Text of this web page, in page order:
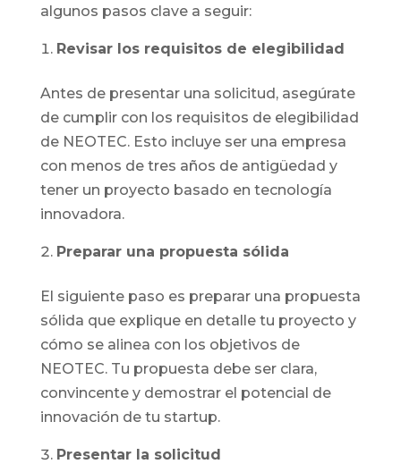
algunos pasos clave a seguir:
Revisar los requisitos de elegibilidad
Antes de presentar una solicitud, asegúrate
de cumplir con los requisitos de elegibilidad
de NEOTEC. Esto incluye ser una empresa
con menos de tres años de antigüedad y
tener un proyecto basado en tecnología
innovadora.
Preparar una propuesta sólida
El siguiente paso es preparar una propuesta
sólida que explique en detalle tu proyecto y
cómo se alinea con los objetivos de
NEOTEC. Tu propuesta debe ser clara,
convincente y demostrar el potencial de
innovación de tu startup.
Presentar la solicitud